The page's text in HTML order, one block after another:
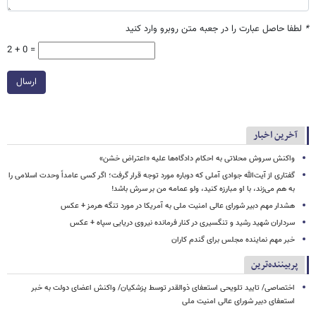
* لطفا حاصل عبارت را در جعبه متن روبرو وارد کنید
2 + 0 =
ارسال
آخرین اخبار
واکنش سروش محلاتی به احکام دادگاه‌ها علیه «اعتراض خشن»
گفتاری از آیت‌الله جوادی آملی که دوباره مورد توجه قرار گرفت؛ اگر کسی عامداً وحدت اسلامی را
به هم می‌زند، با او مبارزه کنید، ولو عمامه من بر سرش باشد!
هشدار مهم دبیر شورای عالی امنیت ملی به آمریکا در مورد تنگه هرمز + عکس
سرداران شهید رشید و تنگسیری در کنار فرمانده نیروی دریایی سپاه + عکس
خبر مهم نماینده مجلس برای گندم کاران
پربیننده‌ترین
اختصاصی/ تایید تلویحی استعفای ذوالقدر توسط پزشکیان/ واکنش اعضای دولت به خبر
استعفای دبیر شورای عالی امنیت ملی